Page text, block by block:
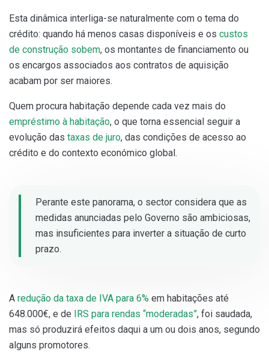
Esta dinâmica interliga-se naturalmente com o tema do
crédito: quando há menos casas disponíveis e os custos
de construção sobem, os montantes de financiamento ou
os encargos associados aos contratos de aquisição
acabam por ser maiores.
Quem procura habitação depende cada vez mais do
empréstimo à habitação, o que torna essencial seguir a
evolução das taxas de juro, das condições de acesso ao
crédito e do contexto económico global.
Perante este panorama, o sector considera que as
medidas anunciadas pelo Governo são ambiciosas,
mas insuficientes para inverter a situação de curto
prazo.
A redução da taxa de IVA para 6% em habitações até
648.000€, e de
IRS para rendas “moderadas”, foi saudada,
mas só produzirá efeitos daqui a um ou dois anos, segundo
alguns promotores.